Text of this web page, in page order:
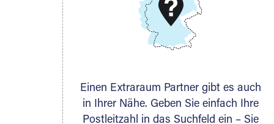
DMG Aktiengesellschaft
Schieferstein 11A
Einen Extraraum Partner gibt es auch
in Ihrer Nähe. Geben Sie einfach Ihre
Postleitzahl in das Suchfeld ein – Sie